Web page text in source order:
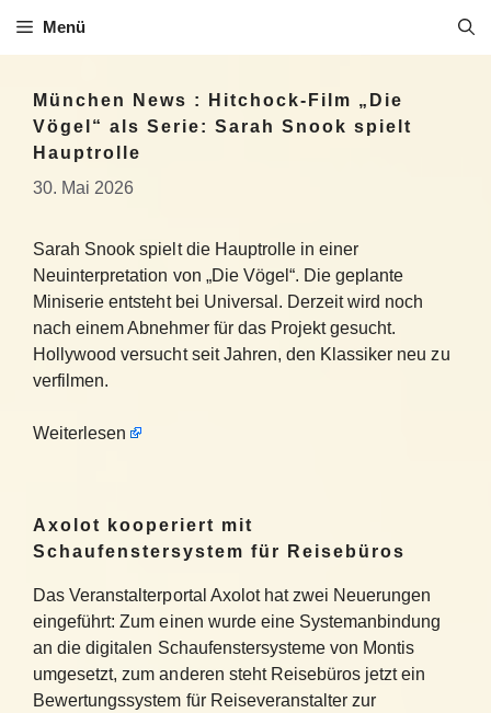
Inhalt
Menü
München News : Hitchock-Film „Die
Vögel“ als Serie: Sarah Snook spielt
Hauptrolle
30. Mai 2026
Sarah Snook spielt die Hauptrolle in einer
Neuinterpretation von „Die Vögel“. Die geplante
Miniserie entsteht bei Universal. Derzeit wird noch
nach einem Abnehmer für das Projekt gesucht.
Hollywood versucht seit Jahren, den Klassiker neu zu
verfilmen.
Weiterlesen
Axolot kooperiert mit
Schaufenstersystem für Reisebüros
Das Veranstalterportal Axolot hat zwei Neuerungen
eingeführt: Zum einen wurde eine Systemanbindung
an die digitalen Schaufenstersysteme von Montis
umgesetzt, zum anderen steht Reisebüros jetzt ein
Bewertungssystem für Reiseveranstalter zur